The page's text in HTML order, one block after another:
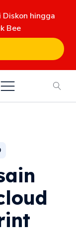
Diskon hingga
Bee